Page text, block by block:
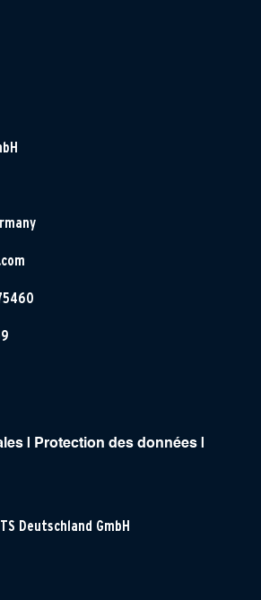
| Protection des données |
Deutschland GmbH